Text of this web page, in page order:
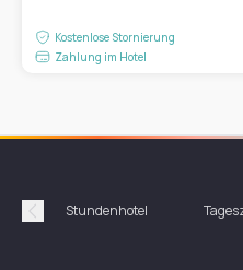
Kostenlose Stornierung
Zahlung im Hotel
Précédent
Stundenhotel